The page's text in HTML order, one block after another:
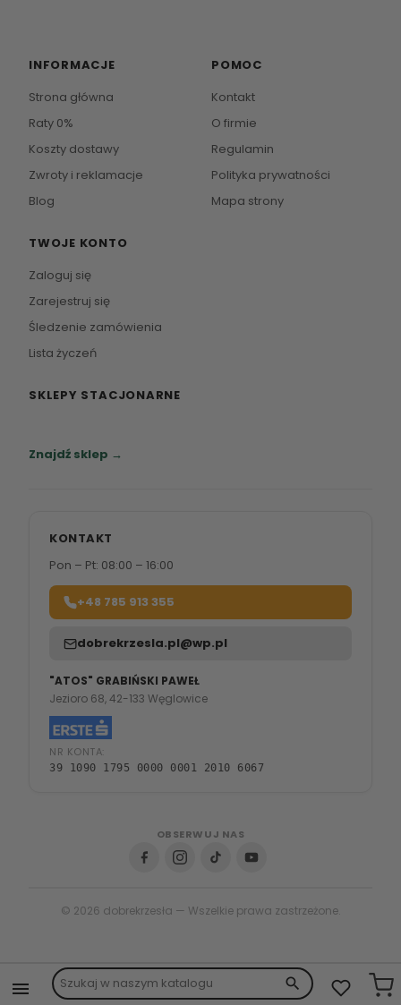
search

INFORMACJE
Strona główna
Raty 0%
Koszty dostawy
Zwroty i reklamacje
Blog
POMOC
Kontakt
O firmie
Regulamin
Polityka prywatności
Mapa strony
TWOJE KONTO
Zaloguj się
Zarejestruj się
Śledzenie zamówienia
Lista życzeń
SKLEPY STACJONARNE
Znajdź sklep →
KONTAKT
Pon – Pt: 08:00 – 16:00
+48 785 913 355
dobrekrzesla.pl@wp.pl
"ATOS" GRABIŃSKI PAWEŁ
Jezioro 68, 42-133 Węglowice
NR KONTA:
39 1090 1795 0000 0001 2010 6067
OBSERWUJ NAS
© 2026 dobrekrzesła — Wszelkie prawa zastrzeżone.